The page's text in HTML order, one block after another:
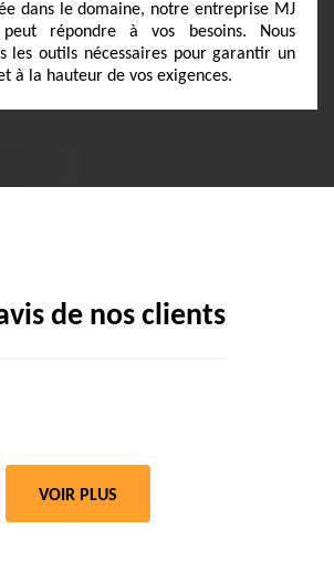
dans le domaine, notre entreprise MJ
répondre à vos besoins. Nous
les outils nécessaires pour garantir un
à la hauteur de vos exigences.
de nos clients
VOIR PLUS